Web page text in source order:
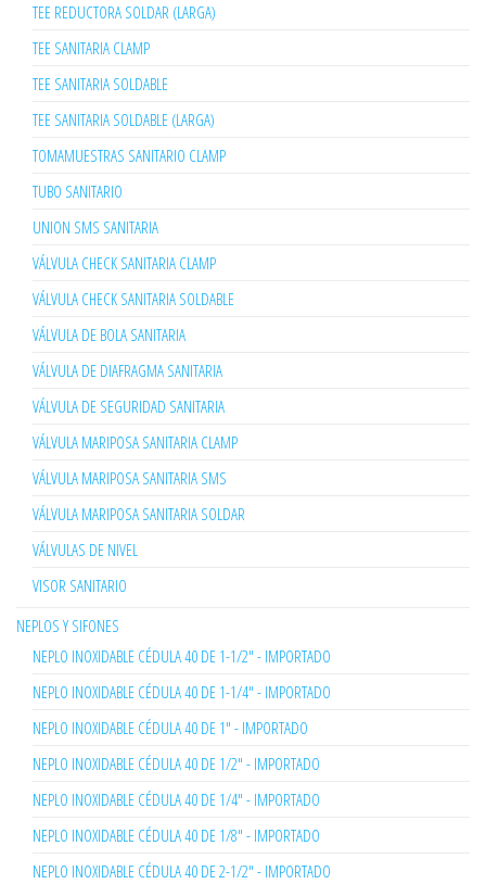
TEE REDUCTORA SOLDAR (LARGA)
TEE SANITARIA CLAMP
TEE SANITARIA SOLDABLE
TEE SANITARIA SOLDABLE (LARGA)
TOMAMUESTRAS SANITARIO CLAMP
TUBO SANITARIO
UNION SMS SANITARIA
VÁLVULA CHECK SANITARIA CLAMP
VÁLVULA CHECK SANITARIA SOLDABLE
VÁLVULA DE BOLA SANITARIA
VÁLVULA DE DIAFRAGMA SANITARIA
VÁLVULA DE SEGURIDAD SANITARIA
VÁLVULA MARIPOSA SANITARIA CLAMP
VÁLVULA MARIPOSA SANITARIA SMS
VÁLVULA MARIPOSA SANITARIA SOLDAR
VÁLVULAS DE NIVEL
VISOR SANITARIO
NEPLOS Y SIFONES
NEPLO INOXIDABLE CÉDULA 40 DE 1-1/2" - IMPORTADO
NEPLO INOXIDABLE CÉDULA 40 DE 1-1/4" - IMPORTADO
NEPLO INOXIDABLE CÉDULA 40 DE 1" - IMPORTADO
NEPLO INOXIDABLE CÉDULA 40 DE 1/2" - IMPORTADO
NEPLO INOXIDABLE CÉDULA 40 DE 1/4" - IMPORTADO
NEPLO INOXIDABLE CÉDULA 40 DE 1/8" - IMPORTADO
NEPLO INOXIDABLE CÉDULA 40 DE 2-1/2" - IMPORTADO